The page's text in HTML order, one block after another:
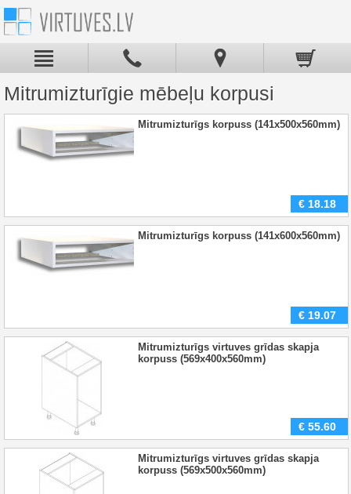
Mitrumizturīgie mēbeļu korpusi
Mitrumizturīgs korpuss (141x500x560mm)
€ 18.18
Mitrumizturīgs korpuss (141x600x560mm)
€ 19.07
Mitrumizturīgs virtuves grīdas skapja
korpuss (569x400x560mm)
€ 55.60
Mitrumizturīgs virtuves grīdas skapja
korpuss (569x500x560mm)